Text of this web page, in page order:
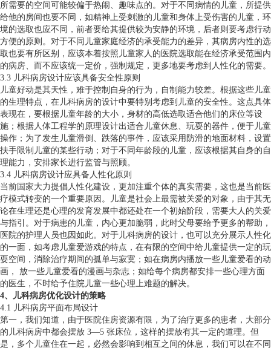
所需要的空间可能较偏于热闹、趣味点的。对于不同病情的儿童，所提供
给他的房间也要不同，如精神上受刺激的儿童和身体上受伤害的儿童，环
境的选取也应不同，前者要给其提供较为安静的环境，后者则要考虑行动
方便的原则。对于不同儿童家庭经济的承受能力的差异，其病房内性的选
取也要有所区别，应该本着按照儿童家人的医院选取能在经济承受范围内
的病房、而不应该统一定价，强制规定，更多地要考虑到人性化的需要。
3.3 儿科病房设计应该具备安全性原则
儿童好动是其天性，难于控制自身的行为，自制能力较差。根据这些儿童
的生理特点，在儿科病房的设计中要特别考虑到儿童的安全性。这点具体
表现在，要根据儿童年龄的大小，身材的高低选取适合他们的床位等设
施；根据人体工程学的原理设计出适合儿童休息、玩耍的器件，便于儿童
操作；为了发生儿童滑倒、跌落的事件，应该采用防滑的地面材料，设置
扶手限制儿童的某些行动；对于不同年龄段的儿童，应该根据其自身的自
理能力，安排家长进行监管与照顾。
3.4 儿科病房设计应具备人性化原则
当前国家大力提倡人性化建设，更加注重个体的真实需要，这也是当前医
疗模式转变的一个重要原因。儿童是社会上最需被关爱的对象，由于其无
论在生理还是心理的发育发展中都还处在一个初始阶段，需要大人的关爱
与指引。对于病患的儿童，内心更加脆弱，此时父母要给予更多的帮助，
医院的护理人员也因如此。对于儿科病房的设计，也可以充分展示人性化
的一面，如考虑儿童爱游戏的特点，在有限的空间中给儿童提供一定的玩
耍空间，消除治疗期间的孤单与寂寞；如在病房内播放一些儿童爱看的动
画， 放一些儿童爱看的漫画与杂志；如给每个病房都安排一些心理方面
的医生，不时给予住院儿童一些心理上难题的解决。
4、儿科病房优化设计的策略
4.1 儿科病房平面布局设计
第一，我们知道，由于医院住房资源有限，为了治疗更多的患者，大部分
的儿科病房中都会摆放 3—5 张床位，这样的摆放有其一定的道理。但
是，多个儿童住在一起，必然会影响到相互之间的休息，我们可以在不同